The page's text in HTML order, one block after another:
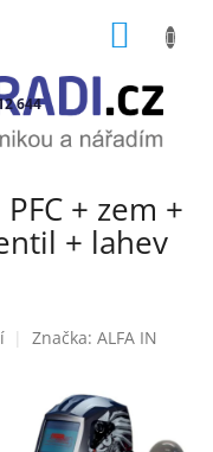
644
+ zem +
+ lahev
Značka: ALFA IN